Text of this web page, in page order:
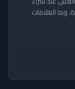
وما العلامات